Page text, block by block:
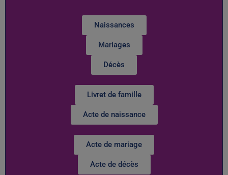
Naissances
Mariages
Décès
Livret de famille
Acte de naissance
Acte de mariage
Acte de décès